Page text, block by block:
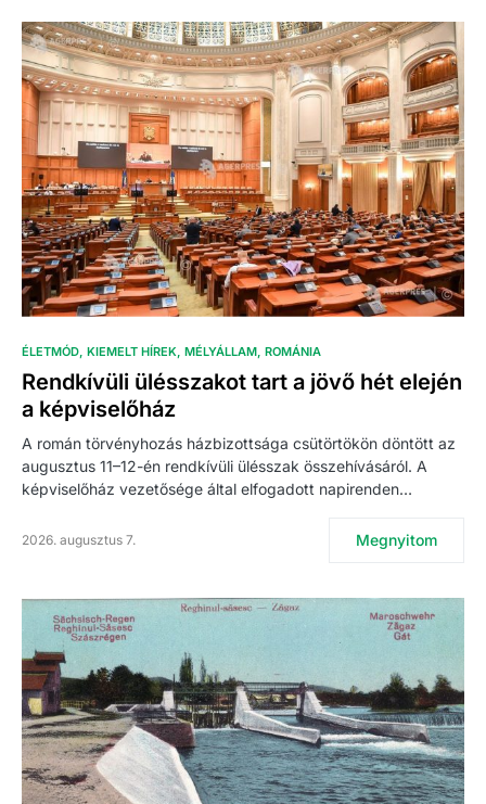
ÉLETMÓD KIEMELT HÍREK MÉLYÁLLAM ROMÁNIA
Rendkívüli ülésszakot tart a jövő hét elején
a képviselőház
A román törvényhozás házbizottsága csütörtökön döntött az
augusztus 11–12-én rendkívüli ülésszak összehívásáról. A
képviselőház vezetősége által elfogadott napirenden…
2026. augusztus 7. Megnyitom